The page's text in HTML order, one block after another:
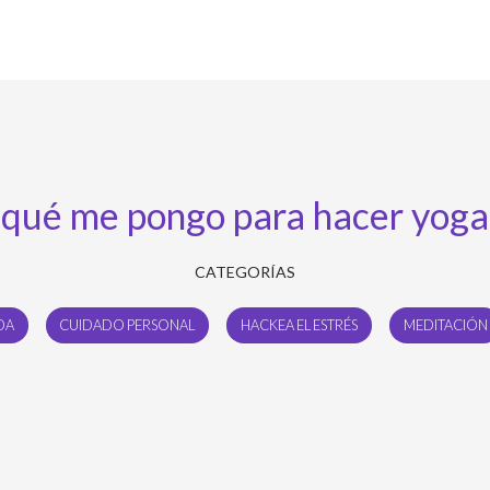
qué me pongo para hacer yoga
CATEGORÍAS
CUIDADO PERSONAL HACKEA EL ESTRÉS MEDITACIÓN